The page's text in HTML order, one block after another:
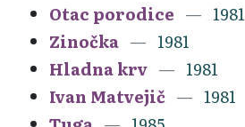
Otac porodice
1981
Zinočka
1981
Hladna krv
1981
Ivan Matvejič
1981